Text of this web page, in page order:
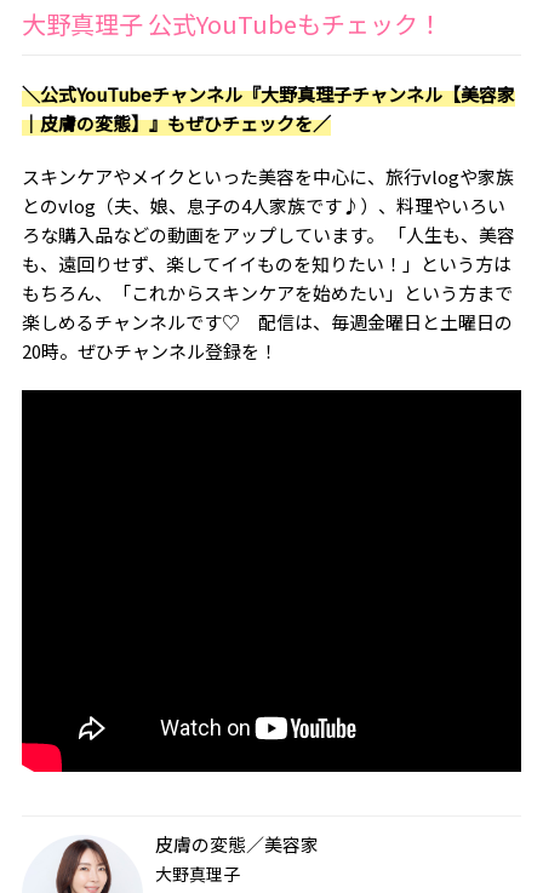
大野真理子 公式YouTubeもチェック！
＼公式YouTubeチャンネル『大野真理子チャンネル【美容家
｜皮膚の変態】』もぜひチェックを／
スキンケアやメイクといった美容を中心に、旅行vlogや家族
とのvlog（夫、娘、息子の4人家族です♪）、料理やいろい
ろな購入品などの動画をアップしています。 「人生も、美容
も、遠回りせず、楽してイイものを知りたい！」という方は
もちろん、「これからスキンケアを始めたい」という方まで
楽しめるチャンネルです♡ 配信は、毎週金曜日と土曜日の
20時。ぜひチャンネル登録を！
皮膚の変態／美容家
大野真理子